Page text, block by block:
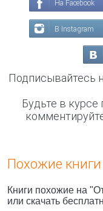
На Facebook
В Instagram
Подписывайтесь
Будьте в
Похожие
Книги похожие на
или скачать